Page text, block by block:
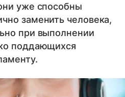
уже способны
заменить человека,
при выполнении
поддающихся